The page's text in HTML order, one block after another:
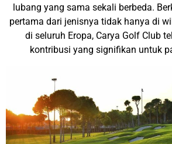
lubang yang sama sekali berbeda.
pertama dari jenisnya tidak hanya di
di seluruh Eropa, Carya Golf Club
kontribusi yang signifikan untuk